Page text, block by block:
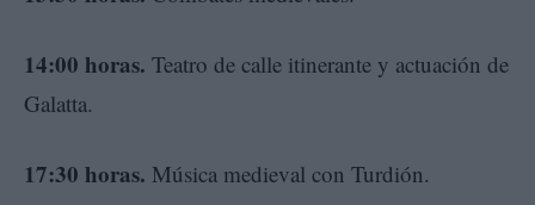
14:00 horas. Teatro de calle itinerante y actuación de
Galatta.
17:30 horas. Música medieval con Turdión.